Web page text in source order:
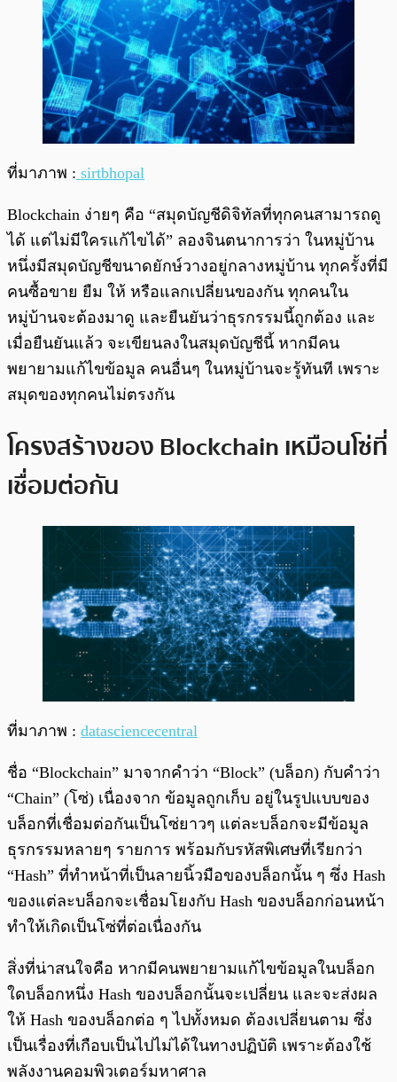
ที่มาภาพ : sirtbhopal
Blockchain ง่ายๆ คือ “สมุดบัญชีดิจิทัลที่ทุกคนสามารถดู
ได้ แต่ไม่มีใครแก้ไขได้” ลองจินตนาการว่า ในหมู่บ้าน
หนึ่งมีสมุดบัญชีขนาดยักษ์วางอยู่กลางหมู่บ้าน ทุกครั้งที่มี
คนซื้อขาย ยืม ให้ หรือแลกเปลี่ยนของกัน ทุกคนใน
หมู่บ้านจะต้องมาดู และยืนยันว่าธุรกรรมนี้ถูกต้อง และ
เมื่อยืนยันแล้ว จะเขียนลงในสมุดบัญชีนี้ หากมีคน
พยายามแก้ไขข้อมูล คนอื่นๆ ในหมู่บ้านจะรู้ทันที เพราะ
สมุดของทุกคนไม่ตรงกัน
โครงสร้างของ Blockchain เหมือนโซ่ที่
เชื่อมต่อกัน
ที่มาภาพ : datasciencecentral
ชื่อ “Blockchain” มาจากคำว่า “Block” (บล็อก) กับคำว่า
“Chain” (โซ่) เนื่องจาก ข้อมูลถูกเก็บ อยู่ในรูปแบบของ
บล็อกที่เชื่อมต่อกันเป็นโซ่ยาวๆ แต่ละบล็อกจะมีข้อมูล
ธุรกรรมหลายๆ รายการ พร้อมกับรหัสพิเศษที่เรียกว่า
“Hash” ที่ทำหน้าที่เป็นลายนิ้วมือของบล็อกนั้น ๆ ซึ่ง Hash
ของแต่ละบล็อกจะเชื่อมโยงกับ Hash ของบล็อกก่อนหน้า
ทำให้เกิดเป็นโซ่ที่ต่อเนื่องกัน
สิ่งที่น่าสนใจคือ หากมีคนพยายามแก้ไขข้อมูลในบล็อก
ใดบล็อกหนึ่ง Hash ของบล็อกนั้นจะเปลี่ยน และจะส่งผล
ให้ Hash ของบล็อกต่อ ๆ ไปทั้งหมด ต้องเปลี่ยนตาม ซึ่ง
เป็นเรื่องที่เกือบเป็นไปไม่ได้ในทางปฏิบัติ เพราะต้องใช้
พลังงานคอมพิวเตอร์มหาศาล